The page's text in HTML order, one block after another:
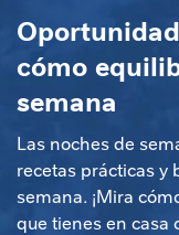
cómo
semana
Las noches de
recetas prácticas y
semana. ¡Mira
que tienes en casa